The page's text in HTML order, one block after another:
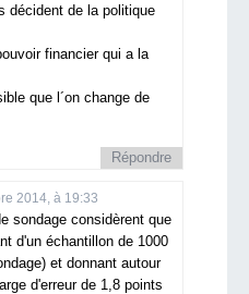
décident de la politique
financier qui a la
que l´on change de
Répondre
2014, à 19:33
sondage considèrent que
d'un échantillon de 1000
et donnant autour
d'erreur de 1,8 points